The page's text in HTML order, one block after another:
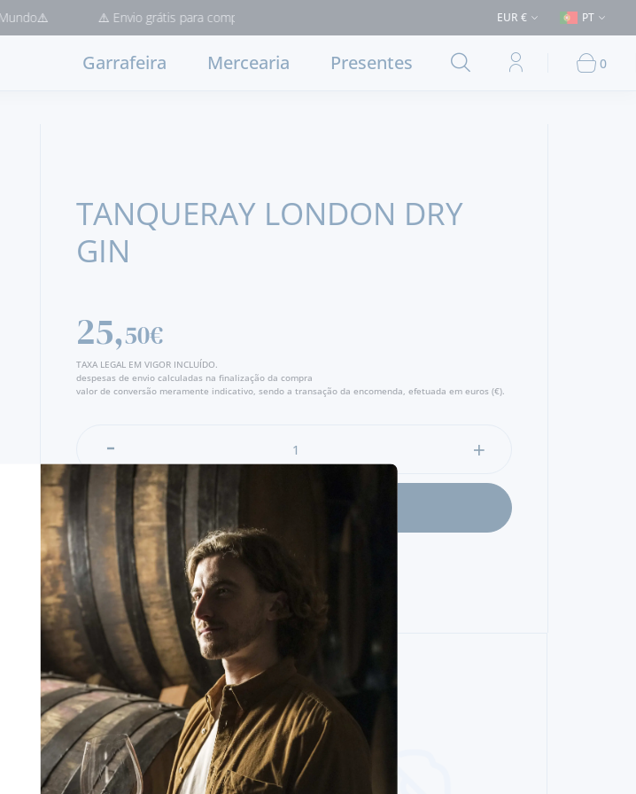
⚠️ Envio grátis para compras > 50€ (Entrega em Lisboa e concelhos limítrofes) ⚠️ Envios para
EUR € PT
Garrafeira Mercearia Presentes 0
TANQUERAY LONDON DRY
GIN
25,50€
TAXA LEGAL EM VIGOR INCLUÍDO.
despesas de envio calculadas na finalização da compra
valor de conversão meramente indicativo, sendo a transação da encomenda, efetuada em euros (€).